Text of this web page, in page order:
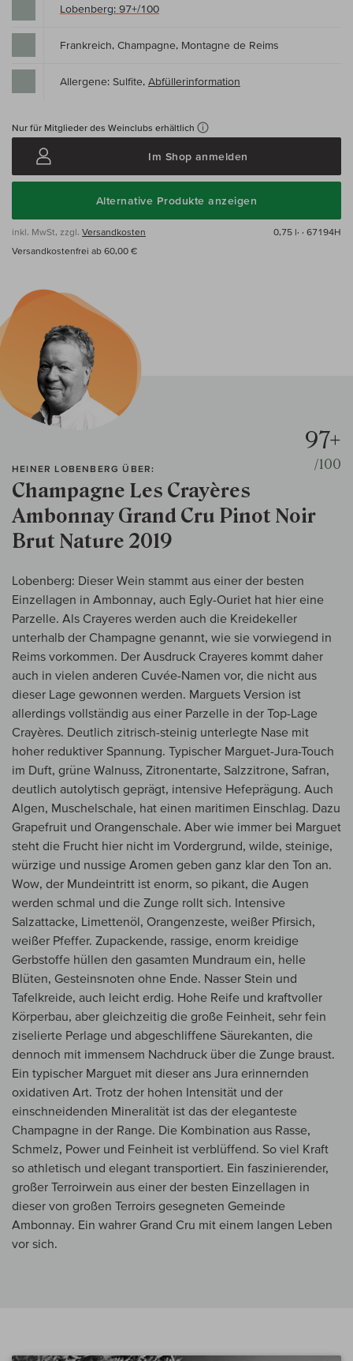
Lobenberg: 97+/100
Frankreich, Champagne, Montagne de Reims
Allergene: Sulfite, Abfüllerinformation
Nur für Mitglieder des Weinclubs erhältlich
Im Shop anmelden
Alternative Produkte anzeigen
inkl. MwSt, zzgl. Versandkosten 0,75 l· · 67194H
Versandkostenfrei ab 60,00 €
HEINER LOBENBERG ÜBER:
Champagne Les Crayères
Ambonnay Grand Cru Pinot Noir
Brut Nature 2019
97+
/100
Lobenberg: Dieser Wein stammt aus einer der besten
Einzellagen in Ambonnay, auch Egly-Ouriet hat hier eine
Parzelle. Als Crayeres werden auch die Kreidekeller
unterhalb der Champagne genannt, wie sie vorwiegend in
Reims vorkommen. Der Ausdruck Crayeres kommt daher
auch in vielen anderen Cuvée-Namen vor, die nicht aus
dieser Lage gewonnen werden. Marguets Version ist
allerdings vollständig aus einer Parzelle in der Top-Lage
Crayères. Deutlich zitrisch-steinig unterlegte Nase mit
hoher reduktiver Spannung. Typischer Marguet-Jura-Touch
im Duft, grüne Walnuss, Zitronentarte, Salzzitrone, Safran,
deutlich autolytisch geprägt, intensive Hefeprägung. Auch
Algen, Muschelschale, hat einen maritimen Einschlag. Dazu
Grapefruit und Orangenschale. Aber wie immer bei Marguet
steht die Frucht hier nicht im Vordergrund, wilde, steinige,
würzige und nussige Aromen geben ganz klar den Ton an.
Wow, der Mundeintritt ist enorm, so pikant, die Augen
werden schmal und die Zunge rollt sich. Intensive
Salzattacke, Limettenöl, Orangenzeste, weißer Pfirsich,
weißer Pfeffer. Zupackende, rassige, enorm kreidige
Gerbstoffe hüllen den gasamten Mundraum ein, helle
Blüten, Gesteinsnoten ohne Ende. Nasser Stein und
Tafelkreide, auch leicht erdig. Hohe Reife und kraftvoller
Körperbau, aber gleichzeitig die große Feinheit, sehr fein
ziselierte Perlage und abgeschliffene Säurekanten, die
dennoch mit immensem Nachdruck über die Zunge braust.
Ein typischer Marguet mit dieser ans Jura erinnernden
oxidativen Art. Trotz der hohen Intensität und der
einschneidenden Mineralität ist das der eleganteste
Champagne in der Range. Die Kombination aus Rasse,
Schmelz, Power und Feinheit ist verblüffend. So viel Kraft
so athletisch und elegant transportiert. Ein faszinierender,
großer Terroirwein aus einer der besten Einzellagen in
dieser von großen Terroirs gesegneten Gemeinde
Ambonnay. Ein wahrer Grand Cru mit einem langen Leben
vor sich.